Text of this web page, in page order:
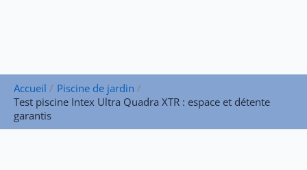
Accueil
Piscine de jardin
Test piscine Intex Ultra Quadra XTR : espace et détente
garantis